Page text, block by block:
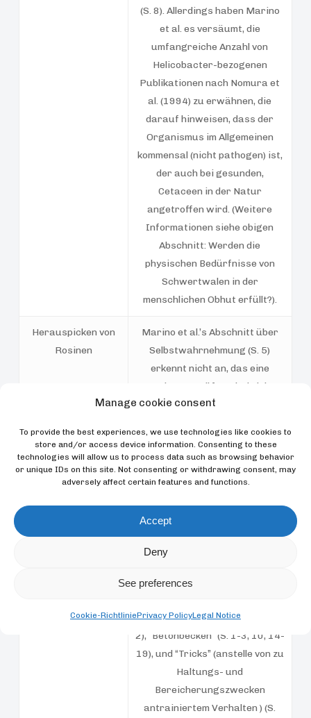
Manage cookie consent
To provide the best experiences, we use technologies like cookies to
store and/or access device information. Consenting to these
technologies will allow us to process data such as browsing behavior
or unique IDs on this site. Not consenting or withdrawing consent, may
adversely affect certain features and functions.
Accept
Deny
See preferences
Cookie-RichtliniePrivacy PolicyLegal Notice
(S. 8). Allerdings haben Marino
et al. es versäumt, die
umfangreiche Anzahl von
Helicobacter-bezogenen
Publikationen nach Nomura et
al. (1994) zu erwähnen, die
darauf hinweisen, dass der
Organismus im Allgemeinen
kommensal (nicht pathogen) ist,
der auch bei gesunden,
Cetaceen in der Natur
angetroffen wird. (Weitere
Informationen siehe obigen
Abschnitt: Werden die
physischen Bedürfnisse von
Schwertwalen in der
menschlichen Obhut erfüllt?).
Herauspicken von
Rosinen
Marino et al.’s Abschnitt über
Selbstwahrnehmung (S. 5)
erkennt nicht an, das eine
Kontingenzprüfung bei vielen
Arten vorkommt, die niemals den
(Anderson & Gallup, 2015; Clary
& Kelly, 2016), und dass 9
Fischarten (Putzerfisch
Bestehen des Spiegel-Tests
Anschaulichkeit
wie “kommerzieller Handel” (S.
2), “Betonbecken” (S. 1-3, 10, 14-
19), und “Tricks” (anstelle von zu
Haltungs- und
Bereicherungszwecken
antrainiertem Verhalten ) (S.